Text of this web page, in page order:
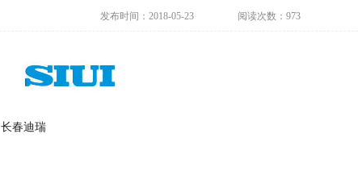
发布时间：2018-05-23 阅读次数： 973
长春迪瑞